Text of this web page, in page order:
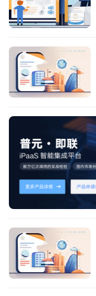
最
新
动
产
品
解
方
案
合
作
服